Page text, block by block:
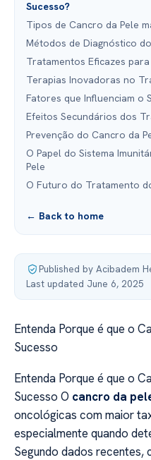
Sucesso?
Tipos de Cancro da Pele
Métodos de Diagnóstico do
Tratamentos Eficazes
Terapias Inovadoras no
Fatores que Influenciam o
Efeitos Secundários dos
Prevenção do Cancro da
O Papel do Sistema
Pele
O Futuro do Tratamento
← Back to home
Published by Acibadem
Last updated June 6, 2025
Entenda Porque é que o
Sucesso
Entenda Porque é que o
Sucesso O cancro da
oncológicas com maior
especialmente quando
Segundo dados recentes,